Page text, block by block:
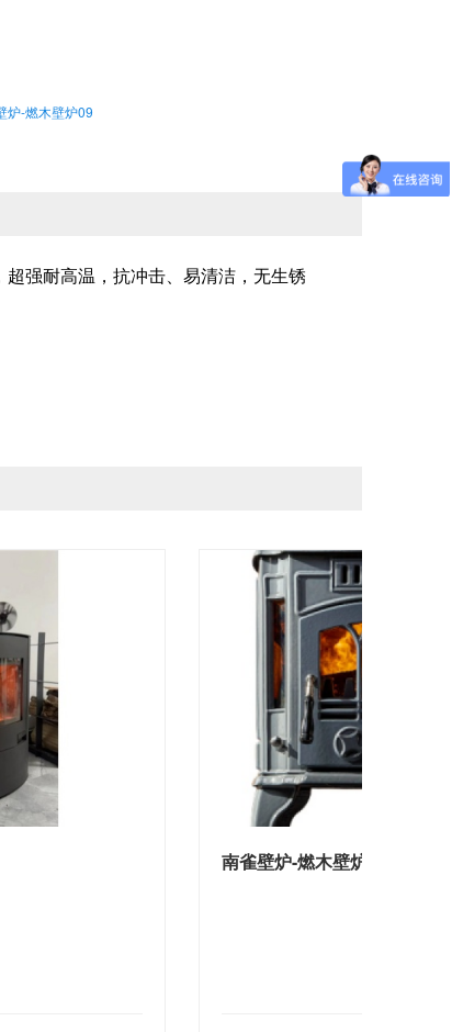
炉-燃木壁炉09
强耐高温，抗冲击、易清洁，无生锈
南雀壁炉-燃木壁炉09